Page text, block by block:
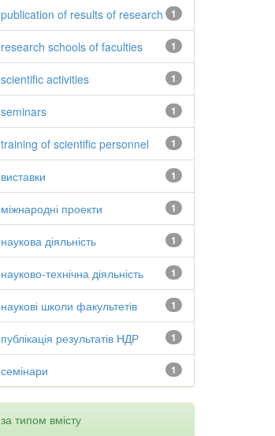
1
publication of results of research
1
research schools of faculties
1
scientific activities
1
seminars
1
training of scientific personnel
1
виставки
1
міжнародні проекти
1
наукова діяльність
1
науково-технічна діяльність
1
наукові школи факультетів
1
публікація результатів НДР
1
семінари
за типом вмісту